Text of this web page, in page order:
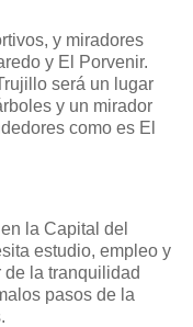
y miradores
y El Porvenir.
será un lugar
y un mirador
como es El
la Capital del
estudio, empleo y
de la tranquilidad
pasos de la